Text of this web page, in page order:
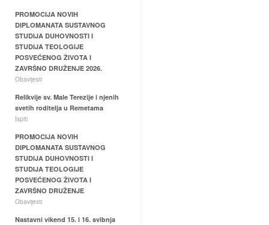
PROMOCIJA NOVIH
DIPLOMANATA SUSTAVNOG
STUDIJA DUHOVNOSTI I
STUDIJA TEOLOGIJE
POSVEĆENOG ŽIVOTA I
ZAVRŠNO DRUŽENJE 2026.
Obavijesti
Relikvije sv. Male Terezije i njenih
svetih roditelja u Remetama
Ispiti
PROMOCIJA NOVIH
DIPLOMANATA SUSTAVNOG
STUDIJA DUHOVNOSTI I
STUDIJA TEOLOGIJE
POSVEĆENOG ŽIVOTA I
ZAVRŠNO DRUŽENJE
Obavijesti
Nastavni vikend 15. i 16. svibnja